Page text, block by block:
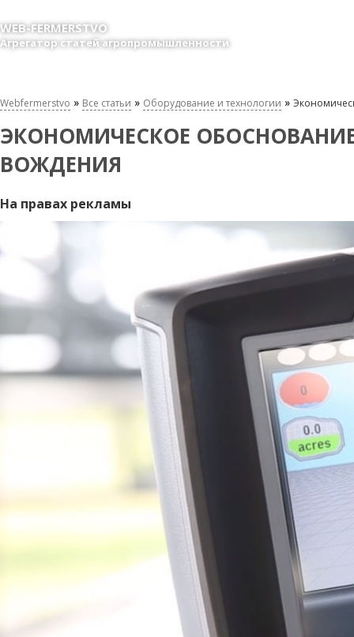
WEB-FERMERSTVO
Агрегатор статей агропромышленности
Webfermerstvo » Все статьи » Оборудование и технологии »
ЭКОНОМИЧЕСКОЕ
ВОЖДЕНИЯ
На правах рекламы